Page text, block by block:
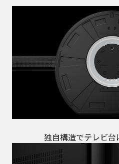
独自構造でテレビ